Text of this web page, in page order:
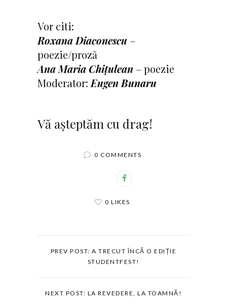
Vor citi:
Roxana Diaconescu –
poezie/proză
Ana Maria Chițulean – poezie
Moderator: Eugen Bunaru
Vă așteptăm cu drag!
0 COMMENTS
0 LIKES
PREV POST: A TRECUT ÎNCĂ O EDIȚIE
STUDENTFEST!
NEXT POST: LA REVEDERE, LA TOAMNĂ!